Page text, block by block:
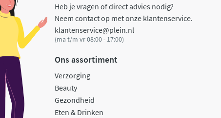
Heb je vragen of direct advies nodig?
Neem contact op met onze klantenservice.
klantenservice@plein.nl
(ma t/m vr 08:00 - 17:00)
Ons assortiment
Verzorging
Beauty
Gezondheid
Eten & Drinken